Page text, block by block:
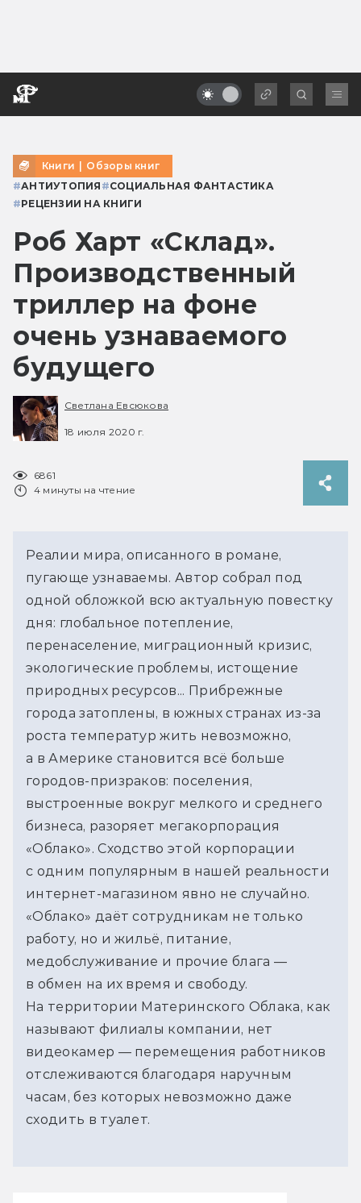
Книги | Обзоры книг
#АНТИУТОПИЯ #СОЦИАЛЬНАЯ ФАНТАСТИКА
#РЕЦЕНЗИИ НА КНИГИ
Роб Харт «Склад».
Производственный
триллер на фоне
очень узнаваемого
будущего
Светлана Евсюкова
18 июля 2020 г.
6861
4 минуты на чтение
Реалии мира, описанного в романе,
пугающе узнаваемы. Автор собрал под
одной обложкой всю актуальную повестку
дня: глобальное потепление,
перенаселение, миграционный кризис,
экологические проблемы, истощение
природных ресурсов... Прибрежные
города затоплены, в южных странах из-за
роста температур жить невозможно,
а в Америке становится всё больше
городов-призраков: поселения,
выстроенные вокруг мелкого и среднего
бизнеса, разоряет мегакорпорация
«Облако». Сходство этой корпорации
с одним популярным в нашей реальности
интернет-магазином явно не случайно.
«Облако» даёт сотрудникам не только
работу, но и жильё, питание,
медобслуживание и прочие блага —
в обмен на их время и свободу.
На территории Материнского Облака, как
называют филиалы компании, нет
видеокамер — перемещения работников
отслеживаются благодаря наручным
часам, без которых невозможно даже
сходить в туалет.